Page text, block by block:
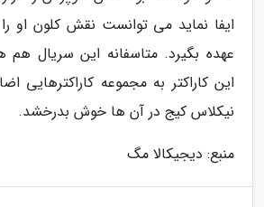
ایفا نماید می توانست نقش کلون او
عهده بگیرد. متاسفانه این سریال
این کاراکتر به مجموعه کاراکترهایی
نیکلاس کیج در آن ها خوش بدرخشد.
منبع: دیجیکالا مگ